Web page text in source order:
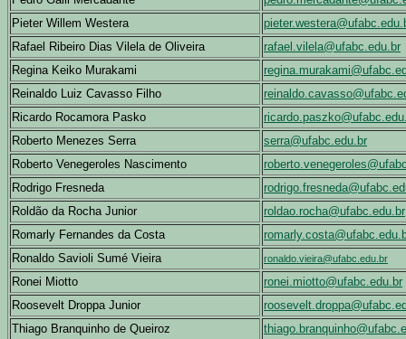
Pieter Willem Westera
Rafael Ribeiro Dias Vilela de Oliveira
rafael.vilela@ufabc.edu.br
Regina Keiko Murakami
Reinaldo Luiz Cavasso Filho
Ricardo Rocamora Pasko
Roberto Menezes Serra
serra@ufabc.edu.br
Roberto Venegeroles Nascimento
Rodrigo Fresneda
Roldão da Rocha Junior
roldao.rocha@ufabc.edu.br
Romarly Fernandes da Costa
Ronaldo Savioli Sumé Vieira
ronaldo.vieira@ufabc.edu.br
Ronei Miotto
ronei.miotto@ufabc.edu.br
Roosevelt Droppa Junior
Thiago Branquinho de Queiroz